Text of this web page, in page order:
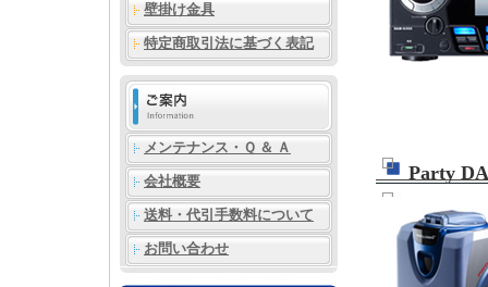
壁掛け金具
特定商取引法に基づく表記
メンテナンス・Ｑ ＆ Ａ
会社概要
送料・代引手数料について
お問い合わせ
Party